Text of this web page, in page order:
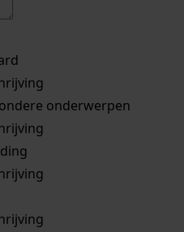
onderwerpen